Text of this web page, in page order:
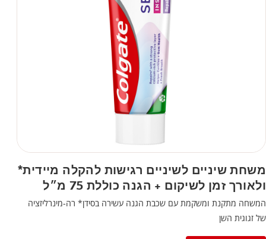
משחת שיניים לשיניים רגישות להקלה מיידית*
ולאורך זמן לשיקום + הגנה כוללת 75 מ״ל
המשחה מתקנת ומשקמת עם שכבת הגנה עשירה בסידן* רה-מינרליזציה
של זגוגית השן